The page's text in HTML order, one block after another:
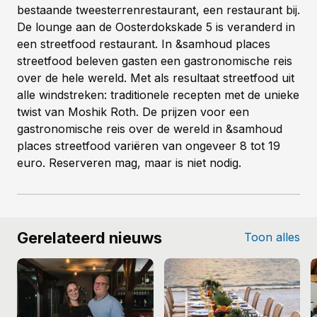
bestaande tweesterrenrestaurant, een restaurant bij.
De lounge aan de Oosterdokskade 5 is veranderd in
een streetfood restaurant. In &samhoud places
streetfood beleven gasten een gastronomische reis
over de hele wereld. Met als resultaat streetfood uit
alle windstreken: traditionele recepten met de unieke
twist van Moshik Roth. De prijzen voor een
gastronomische reis over de wereld in &samhoud
places streetfood variëren van ongeveer 8 tot 19
euro. Reserveren mag, maar is niet nodig.
Gerelateerd nieuws Toon alles